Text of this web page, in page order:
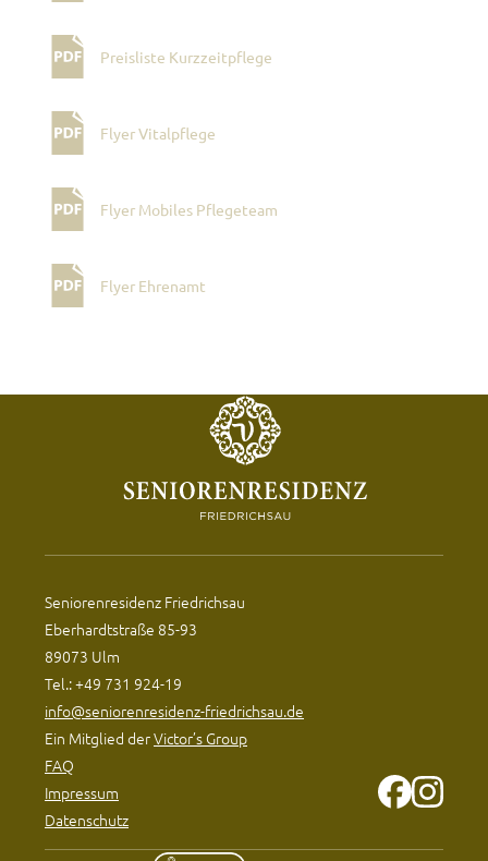
Preisliste Kurzzeitpflege
Flyer Vitalpflege
Flyer Mobiles Pflegeteam
Flyer Ehrenamt
Seniorenresidenz Friedrichsau
Eberhardtstraße 85-93
89073 Ulm
Tel.: +49 731 924-19
info@seniorenresidenz-friedrichsau.de
Ein Mitglied derVictor’s Group
FAQ
Impressum
Datenschutz